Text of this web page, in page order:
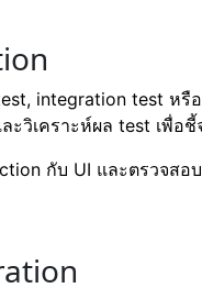
integration test ห
วิเคราะห์ผล test เพื่อ
กับ UI และตรวจสอ